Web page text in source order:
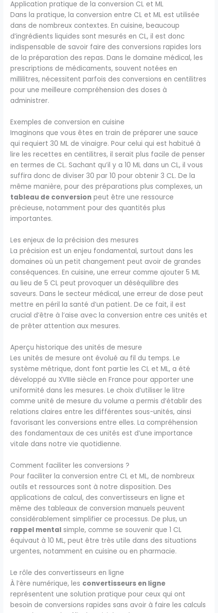
Application pratique de la conversion CL et ML
Dans la pratique, la conversion entre CL et ML est utilisée
dans de nombreux contextes. En cuisine, beaucoup
d’ingrédients liquides sont mesurés en CL, il est donc
indispensable de savoir faire des conversions rapides lors
de la préparation des repas. Dans le domaine médical, les
prescriptions de médicaments, souvent notées en
millilitres, nécessitent parfois des conversions en centilitres
pour une meilleure compréhension des doses à
administrer.
Exemples de conversion en cuisine
Imaginons que vous êtes en train de préparer une sauce
qui requiert 30 ML de vinaigre. Pour celui qui est habitué à
lire les recettes en centilitres, il serait plus facile de penser
en termes de CL. Sachant qu’il y a 10 ML dans un CL, il vous
suffira donc de diviser 30 par 10 pour obtenir 3 CL. De la
même manière, pour des préparations plus complexes, un
tableau de conversion peut être une ressource
précieuse, notamment pour des quantités plus
importantes.
Les enjeux de la précision des mesures
La précision est un enjeu fondamental, surtout dans les
domaines où un petit changement peut avoir de grandes
conséquences. En cuisine, une erreur comme ajouter 5 ML
au lieu de 5 CL peut provoquer un déséquilibre des
saveurs. Dans le secteur médical, une erreur de dose peut
mettre en péril la santé d’un patient. De ce fait, il est
crucial d’être à l’aise avec la conversion entre ces unités et
de prêter attention aux mesures.
Aperçu historique des unités de mesure
Les unités de mesure ont évolué au fil du temps. Le
système métrique, dont font partie les CL et ML, a été
développé au XVIIIe siècle en France pour apporter une
uniformité dans les mesures. Le choix d’utiliser le litre
comme unité de mesure du volume a permis d’établir des
relations claires entre les différentes sous-unités, ainsi
favorisant les conversions entre elles. La compréhension
des fondamentaux de ces unités est d’une importance
vitale dans notre vie quotidienne.
Comment faciliter les conversions ?
Pour faciliter la conversion entre CL et ML, de nombreux
outils et ressources sont à notre disposition. Des
applications de calcul, des convertisseurs en ligne et
même des tableaux de conversion manuels peuvent
considérablement simplifier ce processus. De plus, un
rappel mental simple, comme se souvenir que 1 CL
équivaut à 10 ML, peut être très utile dans des situations
urgentes, notamment en cuisine ou en pharmacie.
Le rôle des convertisseurs en ligne
À l’ère numérique, les convertisseurs en ligne
représentent une solution pratique pour ceux qui ont
besoin de conversions rapides sans avoir à faire les calculs